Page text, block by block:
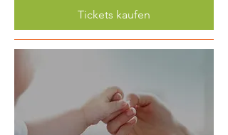
Tickets kaufen